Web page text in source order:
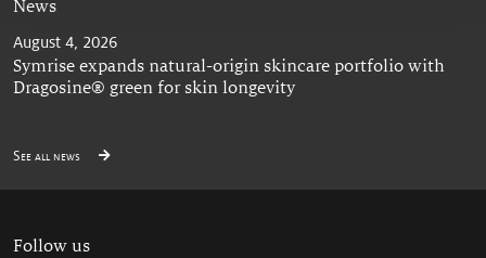
News
August 4, 2026
Symrise expands natural-origin skincare portfolio with
Dragosine® green for skin longevity
See all news
Follow us